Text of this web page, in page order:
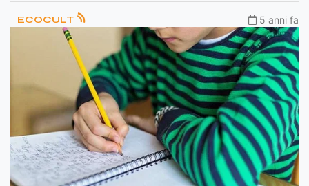
ECOCULT 5 anni fa